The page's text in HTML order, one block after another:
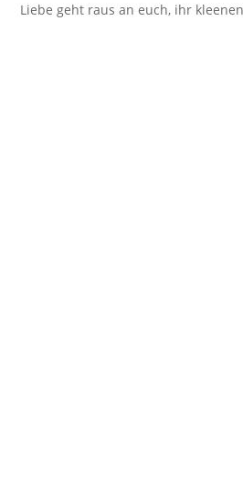
Liebe geht raus an euch, ihr